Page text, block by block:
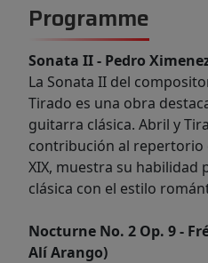
Programme
Sonata II - Pedro
La Sonata II del
Tirado es una obra
guitarra clásica. Abril y
contribución al
XIX, muestra su
clásica con el estilo
Nocturne No. 2 Op. 9 -
Alí Arango)